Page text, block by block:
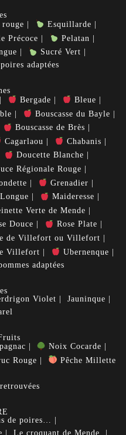
Esquillarde
Précoce
Pelatan
Sucré Vert
adaptées
Bergade
Bleue
Bouscasse du Bayle
Bouscasse de Brès
Cagarlaou
Chabanis
Doucette Blanche
Régionale Rouge
Grenadier
Maideresse
Verte de Mende
Douce
Rose Plate
de Villefort ou Villefort
Villefort
Ubernenque
adaptées
Violet
Jauninque
Noix Cocarde
Rouge Pêche Millette
de poires…
Le croquant de Mende